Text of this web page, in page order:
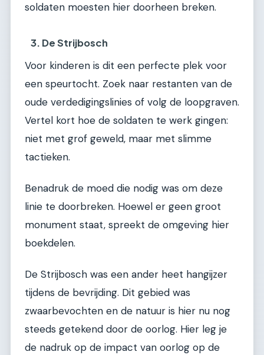
soldaten moesten hier doorheen breken.
3. De Strijbosch
Voor kinderen is dit een perfecte plek voor
een speurtocht. Zoek naar restanten van de
oude verdedigingslinies of volg de loopgraven.
Vertel kort hoe de soldaten te werk gingen:
niet met grof geweld, maar met slimme
tactieken.
Benadruk de moed die nodig was om deze
linie te doorbreken. Hoewel er geen groot
monument staat, spreekt de omgeving hier
boekdelen.
De Strijbosch was een ander heet hangijzer
tijdens de bevrijding. Dit gebied was
zwaarbevochten en de natuur is hier nu nog
steeds getekend door de oorlog. Hier leg je
de nadruk op de impact van oorlog op de